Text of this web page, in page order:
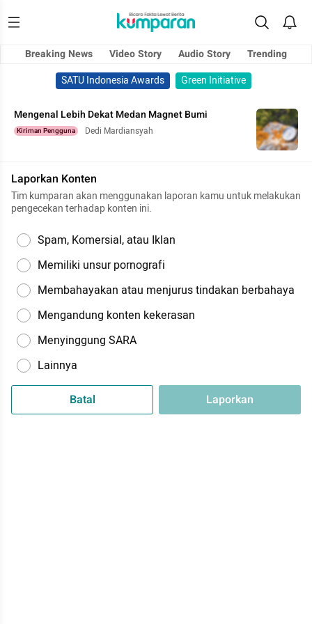
Breaking News Video Story Audio Story
Trending
SATU Indonesia Awards
Green Initiative
Mengenal Lebih Dekat Medan Magnet Bumi
Kiriman Pengguna Dedi Mardiansyah
Laporkan Konten
Tim kumparan akan menggunakan laporan kamu untuk melakukan
pengecekan terhadap konten ini.
Spam, Komersial, atau Iklan
Memiliki unsur pornografi
Membahayakan atau menjurus tindakan berbahaya
Mengandung konten kekerasan
Menyinggung SARA
Lainnya
Batal Laporkan